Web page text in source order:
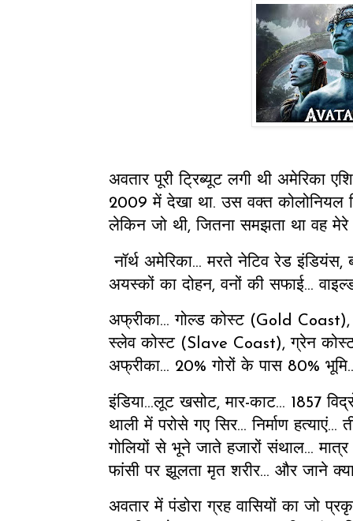
अवतार पूरी ट्रिब्यूट लगी थी अमेरिका
2009 में देखा था. उस वक्त कोलोनियल
लेकिन जो थी, जितना समझता था वह
नॉर्थ अमेरिका... मरते नेटिव रेड इंडियंस,
अयस्कों का दोहन, वनों की सफाई...
अफ्रीका... गोल्ड कोस्ट (Gold
स्लेव कोस्ट (Slave Coast), ग्रेन
अफ्रीका... 20% गोरों के पास 80%
इंडिया...लूट खसोट, मार-काट... 1857
थाली में परोसे गए सिर... निर्माण
गोलियों से भूने जाते हजारों संथाल...
फांसी पर झूलता मृत शरीर... और जाने
अवतार में पंडोरा ग्रह वासियों का जो